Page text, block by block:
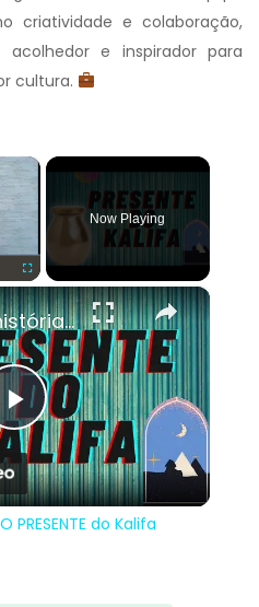
criatividade e colaboração,
e inspirador para
cultura.
×
Fullscreen
Now Playing
×
Play
Video
Contando histórias 03 -O PRESENTE do Kalifa
do Kalifa